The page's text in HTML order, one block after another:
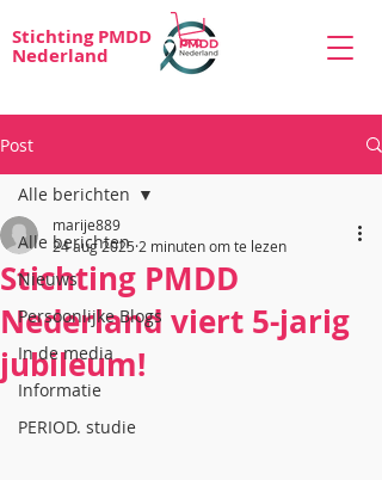
Stichting PMDD
Nederland
Post
Alle berichten
Nieuws
Persoonlijke Blogs
In de media
Informatie
PERIOD. studie
Alle berichten
Stichting PMDD
Nederland viert 5-jarig
jubileum!
marije889
24 aug 2025 2 minuten om te lezen